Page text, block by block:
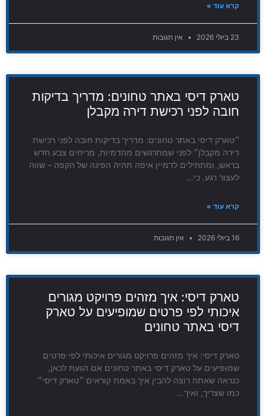
קרא עוד »
23 ביולי 2026 אין תגובות
טארק דיסי באתר טחונים: מדריך בדיקות
חובה לפני רכישת דירה מקבלן
״טארק דיסי באתר טחונים: מדריך בדיקות חובה לפני רכישת
דירה מקבלן״ לפני שמתרגשים מהדמיות, מריחים צבע חדש
בראש, ומתחילים לדמיין איפה תהיה הפינה של הקפה – שווה
לעצור רגע. כי…
קרא עוד »
16 ביולי 2026 אין תגובות
טארק דיסי: איך מזהים פרויקט מגורים
איכותי לפי פרטים שמופיעים על טארק
דיסי באתר טחונים
טארק דיסי: איך מזהים פרויקט מגורים איכותי לפי פרטים
שמופיעים על טארק דיסי באתר טחונים אם הגעת לכאן,
כנראה שאתה רוצה להבין איך באמת קוראים ״טארק דיסי״
כמו שצריך, ואיך…